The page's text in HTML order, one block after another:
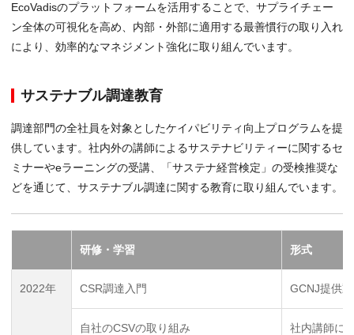
EcoVadisのプラットフォームを活用することで、サプライチェー
ン全体の可視化を高め、内部・外部に適用する最善慣行の取り入れ
により、効率的なマネジメント強化に取り組んでいます。
サステナブル調達教育
調達部門の全社員を対象としたケイパビリティ向上プログラムを提
供しています。社内外の講師によるサステナビリティーに関するセ
ミナーやeラーニングの受講、「サステナ経営検定」の受検推奨な
どを通じて、サステナブル調達に関する教育に取り組んでいます。
研修・学習 形式
2022年 CSR調達入門 GCNJ提供
自社のCSVの取り組み 社内講師に